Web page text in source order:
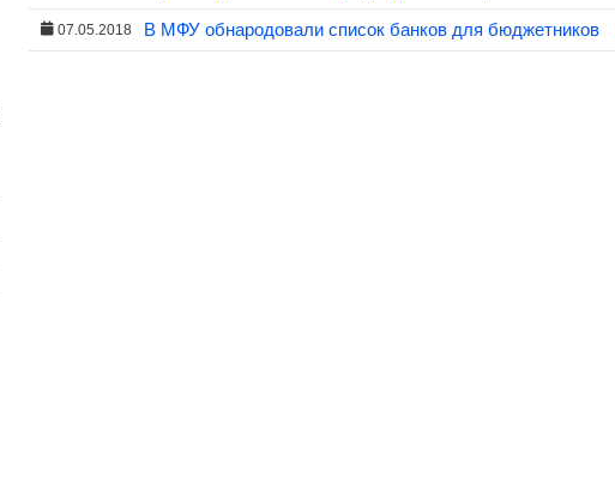
07.05.2018 В МФУ обнародовали список банков для бюджетников